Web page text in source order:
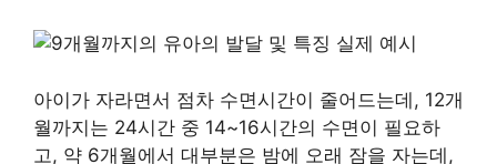
아이가 자라면서 점차 수면시간이 줄어드는데, 12개
월까지는 24시간 중 14~16시간의 수면이 필요하
고, 약 6개월에서 대부분은 밤에 오래 잠을 자는데,